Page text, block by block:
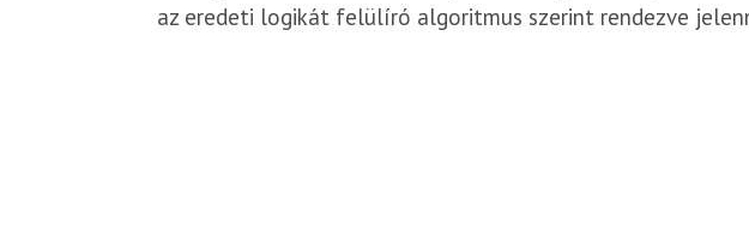
az eredeti logikát felülíró algoritmus szerint rendezve